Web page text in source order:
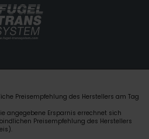
Preisempfehlung des Herstellers am Tag
angegebene Ersparnis errechnet sich
Preisempfehlung des Herstellers